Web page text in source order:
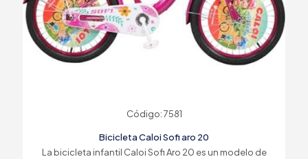
Código: 7581
Bicicleta Caloi Sofi aro 20
La bicicleta infantil Caloi Sofi Aro 20 es un modelo de